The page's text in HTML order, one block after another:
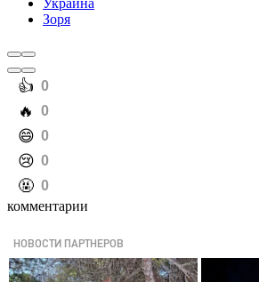
Украина
Зоря
️👍 0
️🔥 0
️😄 0
️😢 0
️🤬 0
комментарии